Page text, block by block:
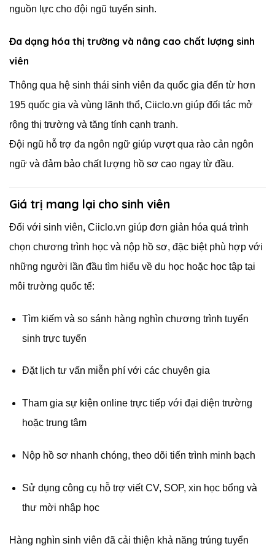
nguồn lực cho đội ngũ tuyển sinh.
Đa dạng hóa thị trường và nâng cao chất lượng sinh
viên
Thông qua hệ sinh thái sinh viên đa quốc gia đến từ hơn
195 quốc gia và vùng lãnh thổ, Ciiclo.vn giúp đối tác mở
rộng thị trường và tăng tính cạnh tranh.
Đội ngũ hỗ trợ đa ngôn ngữ giúp vượt qua rào cản ngôn
ngữ và đảm bảo chất lượng hồ sơ cao ngay từ đầu.
Giá trị mang lại cho sinh viên
Đối với sinh viên, Ciiclo.vn giúp đơn giản hóa quá trình
chọn chương trình học và nộp hồ sơ, đặc biệt phù hợp với
những người lần đầu tìm hiểu về du học hoặc học tập tại
môi trường quốc tế:
Tìm kiếm và so sánh hàng nghìn chương trình tuyển
sinh trực tuyến
Đặt lịch tư vấn miễn phí với các chuyên gia
Tham gia sự kiện online trực tiếp với đại diện trường
hoặc trung tâm
Nộp hồ sơ nhanh chóng, theo dõi tiến trình minh bạch
Sử dụng công cụ hỗ trợ viết CV, SOP, xin học bổng và
thư mời nhập học
Hàng nghìn sinh viên đã cải thiện khả năng trúng tuyển